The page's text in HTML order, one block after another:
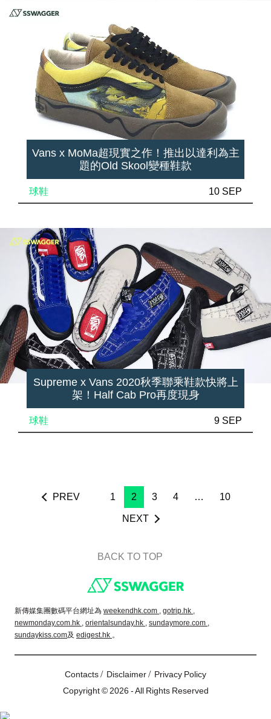
Vans x MoMa超現實之作！推出以達利為主
題的Old Skool變種鞋款
球鞋 10 SEP
Supreme x Vans 2020秋季聯乘鞋款快將上
架！Half Cab Pro再度現身
球鞋 9 SEP
PREV 1 2 3 4 … 10
NEXT
BACK TO TOP
新傳媒集團數碼平台網址為 weekendhk.com , gotrip.hk ,
newmonday.com.hk , orientalsunday.hk , sundaymore.com ,
sundaykiss.com及 edigest.hk 。
Contacts/ Disclaimer/ Privacy Policy
Copyright © 2026 - All Rights Reserved